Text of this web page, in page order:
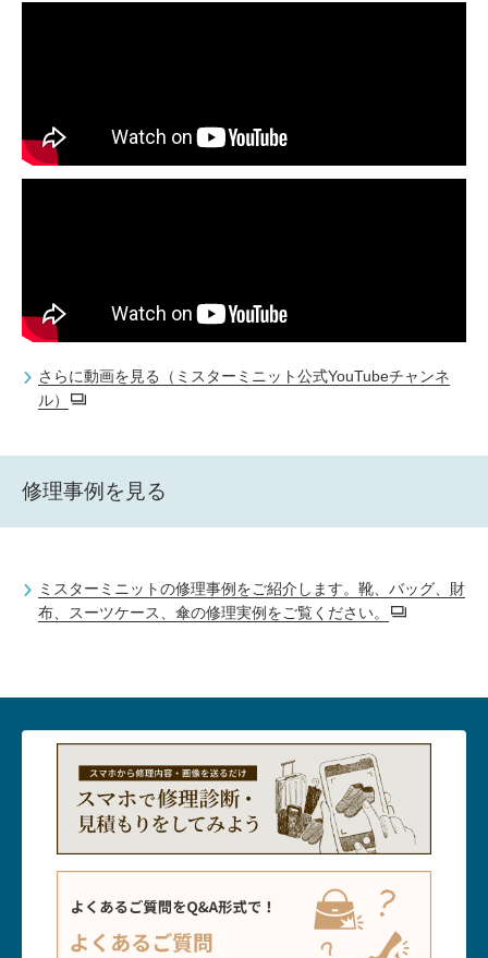
さらに動画を見る（ミスターミニット公式YouTubeチャンネ
ル）
修理事例を見る
ミスターミニットの修理事例をご紹介します。靴、バッグ、財
布、スーツケース、傘の修理実例をご覧ください。